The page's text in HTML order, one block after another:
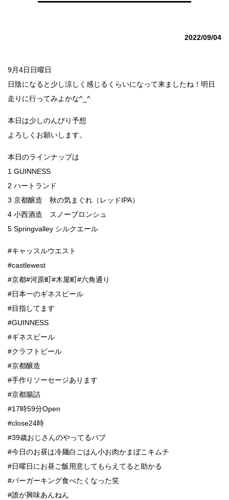
2022/09/04
9月4日日曜日
日陰になると少し涼しく感じるくらいになって来ましたね！明日
走りに行ってみよかな^_^
本日は少しのんびり予想
よろしくお願いします。
本日のラインナップは
1 GUINNESS
2 ハートランド
3 京都醸造 秋の気まぐれ（レッドIPA）
4 小西酒造 スノーブロンシュ
5 Springvalley シルクエール
#キャッスルウエスト
#castlewest
#京都#河原町#木屋町#六角通り
#日本一のギネスビール
#目指してます
#GUINNESS
#ギネスビール
#クラフトビール
#京都醸造
#手作りソーセージあります
#京都腸詰
#17時59分Open
#close24時
#39歳おじさんのやってるパブ
#今日のお昼は冷麺白ごはん小お肉かまぼこキムチ
#日曜日にお昼ご飯用意してもらえてると助かる
#バーガーキング食べたくなった笑
#誰が興味あんねん